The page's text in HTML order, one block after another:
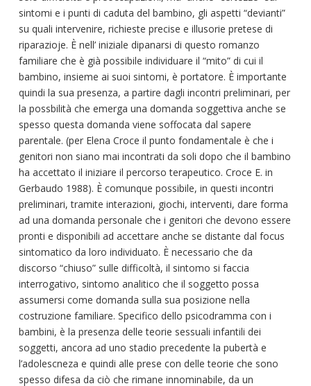
sintomi e i punti di caduta del bambino, gli aspetti “devianti”
su quali intervenire, richieste precise e illusorie pretese di
riparazioje. È nell’ iniziale dipanarsi di questo romanzo
familiare che è già possibile individuare il “mito” di cui il
bambino, insieme ai suoi sintomi, è portatore. È importante
quindi la sua presenza, a partire dagli incontri preliminari, per
la possbilità che emerga una domanda soggettiva anche se
spesso questa domanda viene soffocata dal sapere
parentale. (per Elena Croce il punto fondamentale è che i
genitori non siano mai incontrati da soli dopo che il bambino
ha accettato il iniziare il percorso terapeutico. Croce E. in
Gerbaudo 1988). È comunque possibile, in questi incontri
preliminari, tramite interazioni, giochi, interventi, dare forma
ad una domanda personale che i genitori che devono essere
pronti e disponibili ad accettare anche se distante dal focus
sintomatico da loro individuato. È necessario che da
discorso “chiuso” sulle difficoltà, il sintomo si faccia
interrogativo, sintomo analitico che il soggetto possa
assumersi come domanda sulla sua posizione nella
costruzione familiare. Specifico dello psicodramma con i
bambini, è la presenza delle teorie sessuali infantili dei
soggetti, ancora ad uno stadio precedente la pubertà e
l’adolescneza e quindi alle prese con delle teorie che sono
spesso difesa da ciò che rimane innominabile, da un